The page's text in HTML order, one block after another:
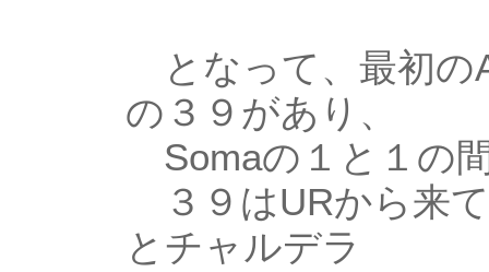
となって、最初の
の３９があり、
Somaの１と１の
３９はURから来
とチャルデラ